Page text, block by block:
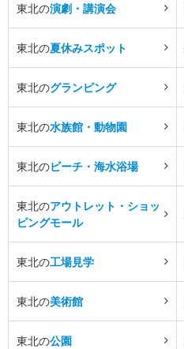
東北の演劇・講演会
東北の夏休みスポット
東北のグランピング
東北の水族館・動物園
東北のビーチ・海水浴場
東北のアウトレット・ショッ
ピングモール
東北の工場見学
東北の美術館
東北の公園